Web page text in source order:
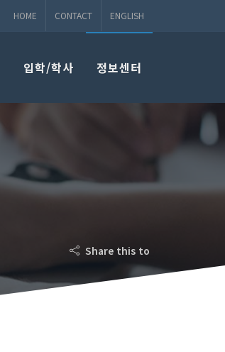
HOME CONTACT ENGLISH
입학/학사 정보센터
Share this to